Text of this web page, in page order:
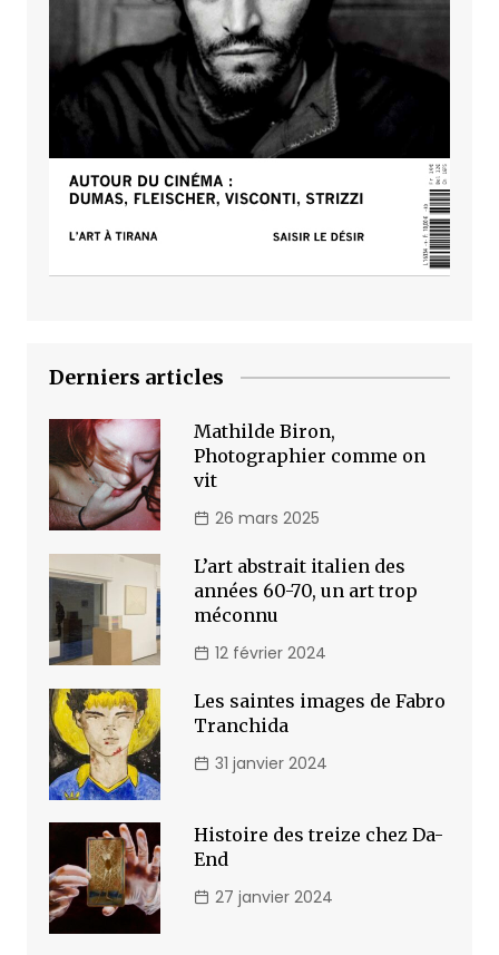
Derniers articles
Mathilde Biron,
Photographier comme on
vit
26 mars 2025
L’art abstrait italien des
années 60-70, un art trop
méconnu
12 février 2024
Les saintes images de Fabro
Tranchida
31 janvier 2024
Histoire des treize chez Da-
End
27 janvier 2024